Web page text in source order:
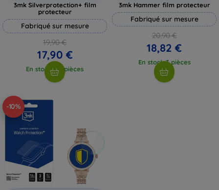
3mk Silverprotection+ film
protecteur
Fabriqué sur mesure
19,90 €
17,90 €
En stock > 5 pièces
3mk Hammer film protecteur
Fabriqué sur mesure
20,90 €
18,82 €
En stock 3 pièces
-10%